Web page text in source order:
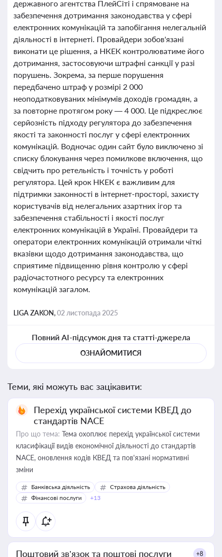
державного агентства ПлейСіті і спрямоване на
забезпечення дотримання законодавства у сфері
електронних комунікацій та запобігання нелегальній
діяльності в інтернеті. Провайдери зобов'язані
виконати це рішення, а НКЕК контролюватиме його
дотримання, застосовуючи штрафні санкції у разі
порушень. Зокрема, за перше порушення
передбачено штраф у розмірі 2 000
неоподатковуваних мінімумів доходів громадян, а
за повторне протягом року — 4 000. Це підкреслює
серйозність підходу регулятора до забезпечення
якості та законності послуг у сфері електронних
комунікацій. Водночас один сайт було виключено зі
списку блокування через помилкове включення, що
свідчить про ретельність і точність у роботі
регулятора. Цей крок НКЕК є важливим для
підтримки законності в інтернет-просторі, захисту
користувачів від нелегальних азартних ігор та
забезпечення стабільності і якості послуг
електронних комунікацій в Україні. Провайдери та
оператори електронних комунікацій отримали чіткі
вказівки щодо дотримання законодавства, що
сприятиме підвищенню рівня контролю у сфері
радіочастотного ресурсу та електронних
комунікацій загалом.
LIGA ZAKON,02 листопада 2025
Повний AI-підсумок дня та статті-джерела
ОЗНАЙОМИТИСЯ
Теми, які можуть вас зацікавити:
Перехід української системи КВЕД до
стандартів NACE
Про що тема: Тема охоплює перехід української системи
класифікації видів економічної діяльності до стандартів
NACE, оновлення кодів КВЕД та пов'язані нормативні
зміни
Банківська діяльність
Страхова діяльність
Фінансові послуги
+13
Поштовий зв’язок та поштові послуги +8